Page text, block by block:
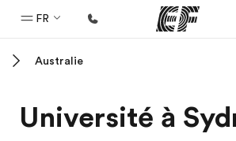
FR
Programmes
Australie
Université à